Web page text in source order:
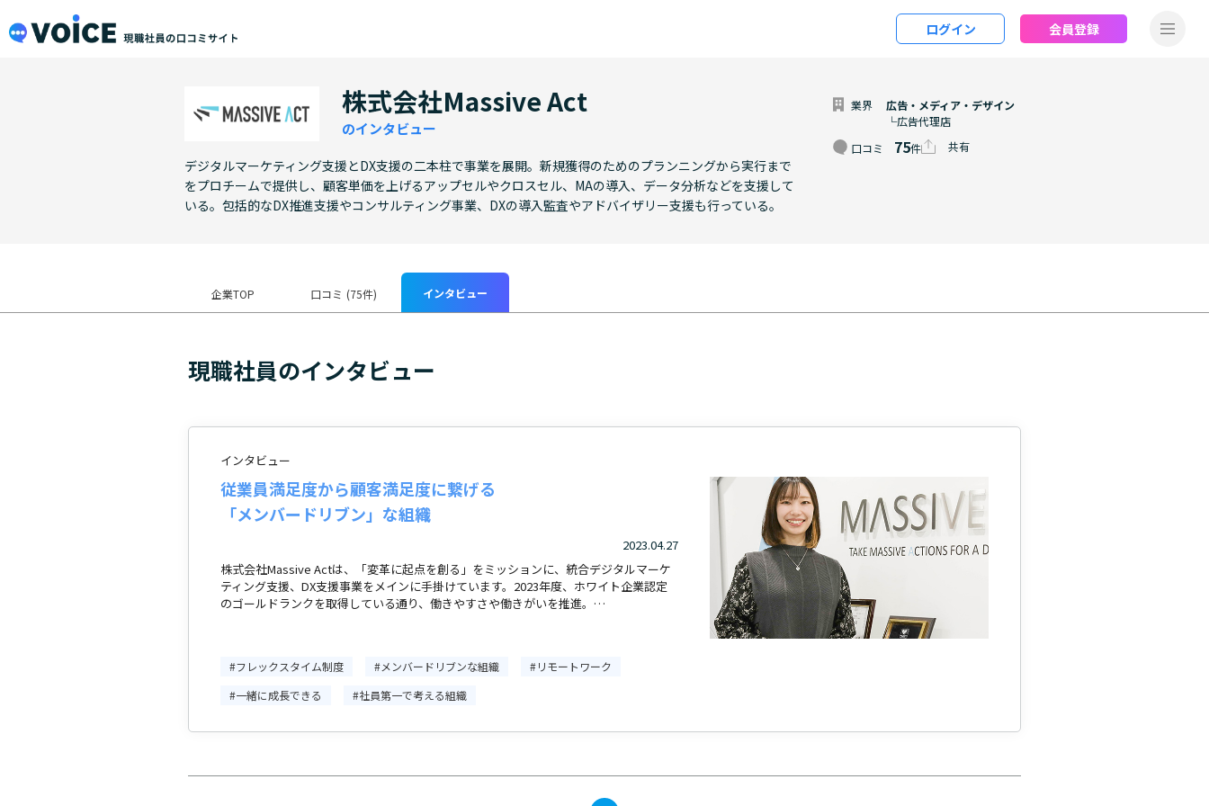
メインコンテンツにスキップ
ログイン 会員登録
株式会社Massive Act
のインタビュー
デジタルマーケティング支援とDX支援の二本柱で事業を展開。新規獲得のためのプランニングから実行まで
をプロチームで提供し、顧客単価を上げるアップセルやクロスセル、MAの導入、データ分析などを支援して
いる。包括的なDX推進支援やコンサルティング事業、DXの導入監査やアドバイザリー支援も行っている。
業界
広告・メディア・デザイン
└広告代理店
口コミ 75件 共有
企業TOP 口コミ (75件) インタビュー
現職社員のインタビュー
インタビュー
従業員満足度から顧客満足度に繋げる
「メンバードリブン」な組織
2023.04.27
株式会社Massive Actは、「変革に起点を創る」をミッションに、統合デジタルマーケ
ティング支援、DX支援事業をメインに手掛けています。2023年度、ホワイト企業認定
のゴールドランクを取得している通り、働きやすさや働きがいを推進。…
#フレックスタイム制度 #メンバードリブンな組織
#リモートワーク
#一緒に成長できる
#社員第一で考える組織